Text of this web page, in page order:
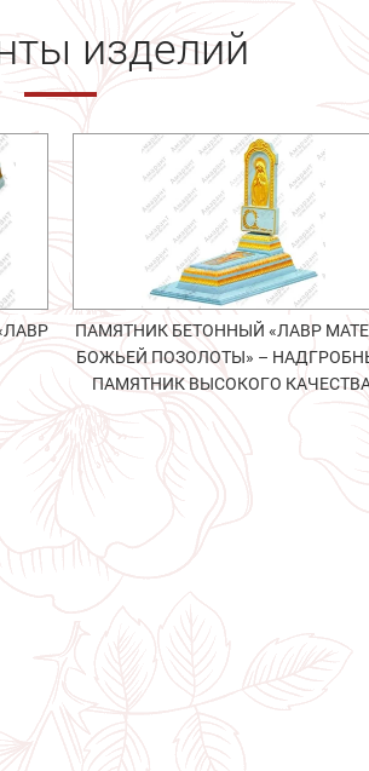
изделий
ПАМЯТНИК БЕТОННЫЙ «ЛАВР
БОЖЬЕЙ ПОЗОЛОТЫ» –
ПАМЯТНИК ВЫСОКОГО